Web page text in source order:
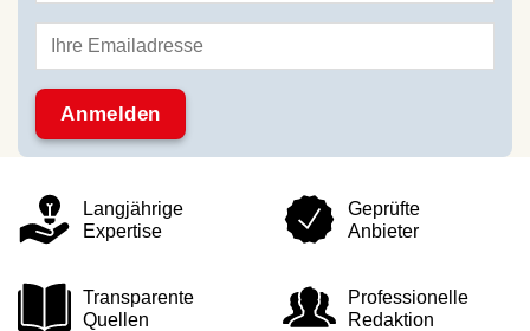
Langjährige
Expertise
Geprüfte
Anbieter
Transparente
Quellen
Professionelle
Redaktion